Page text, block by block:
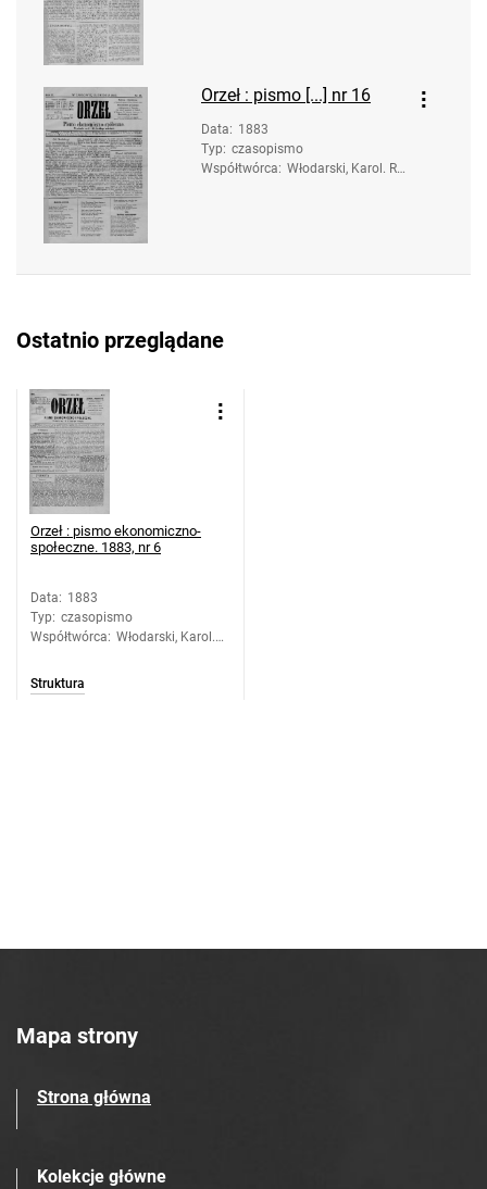
Orzeł : pismo [...] nr 16
Data: 1883
Typ: czasopismo
Współtwórca: Włodarski, Karol. Re
Ostatnio przeglądane
Orzeł : pismo ekonomiczno-
społeczne. 1883, nr 6
Data: 1883
Typ: czasopismo
Współtwórca: Włodarski, Karol.
Struktura
Mapa strony
Strona główna
Kolekcje główne